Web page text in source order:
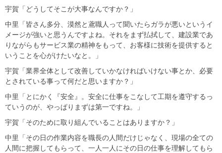
宇賀「どうしてそこが大事なんですか？」
中里「皆さん多分、漠然と鳶職人って聞いたらガラが悪いというイ
メージが強いと思うんですよね。それをまず払拭して、建設業であ
りながらもサービス業の精神をもって、お客様に技術を提供すると
いうことを心がけたいなと。」
宇賀「業界全体として改善していかなければいけない事とか、必要
とされている事って何だと思いますか？」
中里「とにかく『安全』。安全に仕事をこなして工期を遵守するっ
ていうのが、やっぱりまずは第一ですね。」
宇賀「そのために取り組んでいることはありますか？」
中里「その日の作業内容を職長の人間だけじゃなく、現場の全ての
人間に把握してもらって、一人一人にその日の仕事を理解してもら